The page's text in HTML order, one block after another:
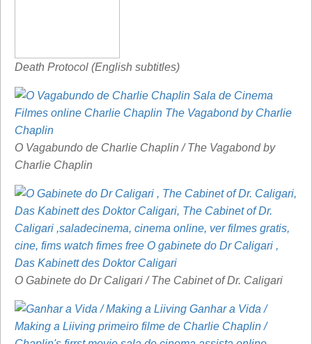
Death Protocol (English subtitles)
O Vagabundo de Charlie Chaplin / The Vagabond by
Charlie Chaplin
O Gabinete do Dr Caligari / The Cabinet of Dr. Caligari